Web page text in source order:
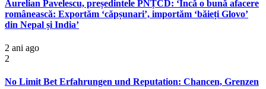
Aurelian Pavelescu, președintele PNȚCD: ‘Încă o bună afacere
românească: Exportăm ‘căpșunari’, importăm ‘băieți Glovo’
din Nepal și India’
2 ani ago
2
No Limit Bet Erfahrungen und Reputation: Chancen, Grenzen